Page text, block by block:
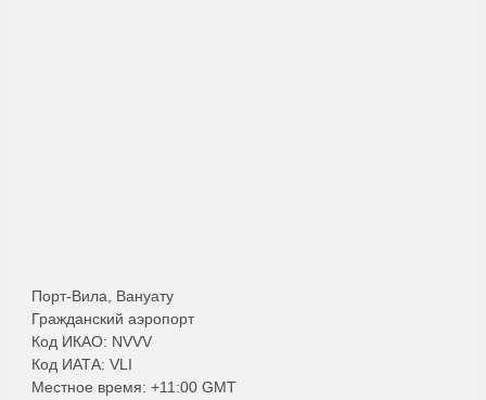
Порт-Вила, Вануату
Гражданский аэропорт
Код ИКАО: NVVV
Код ИАТА: VLI
Местное время: +11:00 GMT